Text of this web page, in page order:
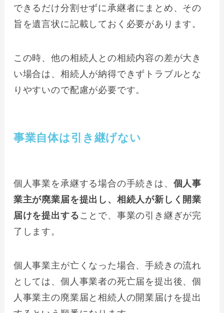
できるだけ分割せずに承継者にまとめ、その
旨を遺言状に記載しておく必要があります。
この時、他の相続人との相続内容の差が大き
い場合は、相続人が納得できずトラブルとな
りやすいので配慮が必要です。
事業自体は引き継げない
個人事業を承継する場合の手続きは、 個人事
業主が廃業届を提出し、相続人が新しく開業
届けを提出する ことで、事業の引き継ぎが完
了します。
個人事業主が亡くなった場合、手続きの流れ
としては、個人事業者の死亡届を提出後、個
人事業主の廃業届と相続人の開業届けを提出